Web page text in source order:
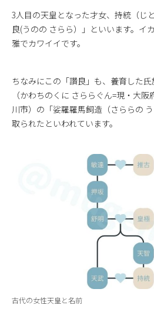
3人目の天皇となった才女、持統（じ
良(うのの さらら）」といいます。イ
雅でカワイイです。
ちなみにこの「讚良」も、養育した
（かわちのくに さららぐん=現・大
川市）の「娑羅羅馬飼造（さららの
取られたといわれています。
古代の女性天皇と名前